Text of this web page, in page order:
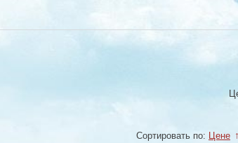
Сортировать по: Цене ↑